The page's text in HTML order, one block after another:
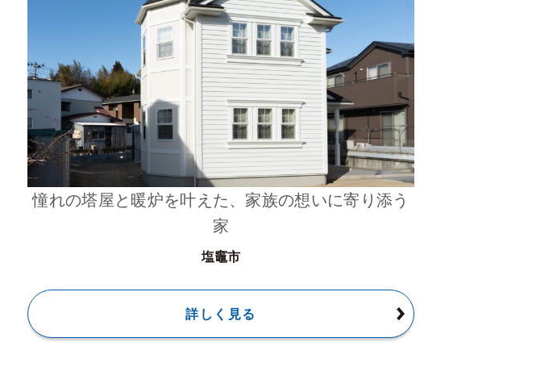
憧れの塔屋と暖炉を叶えた、家族の想いに寄り添う
家
塩竈市
詳しく見る